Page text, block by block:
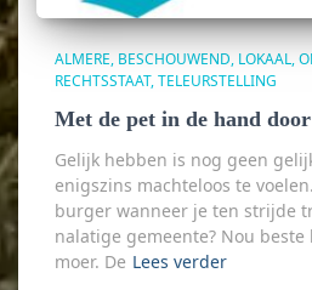
ALMERE BESCHOUWEND LOKAAL
RECHTSSTAAT TELEURSTELLING
Met de pet in de hand
Gelijk hebben is nog geen
enigszins machteloos te
burger wanneer je ten strijde
nalatige gemeente? Nou beste
moer. De Lees verder